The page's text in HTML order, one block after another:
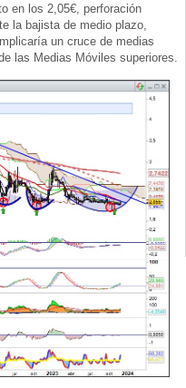
en los 2,05€, perforación
la bajista de medio plazo,
un cruce de medias
las Medias Móviles superiores.